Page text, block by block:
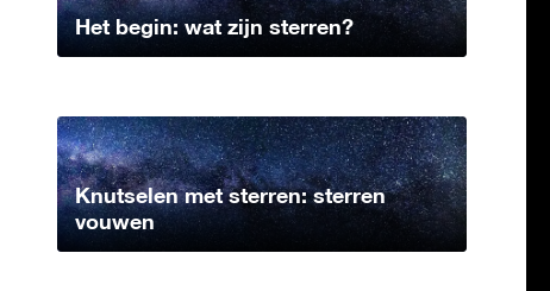
Het begin: wat zijn sterren?
Knutselen met sterren: sterren
vouwen